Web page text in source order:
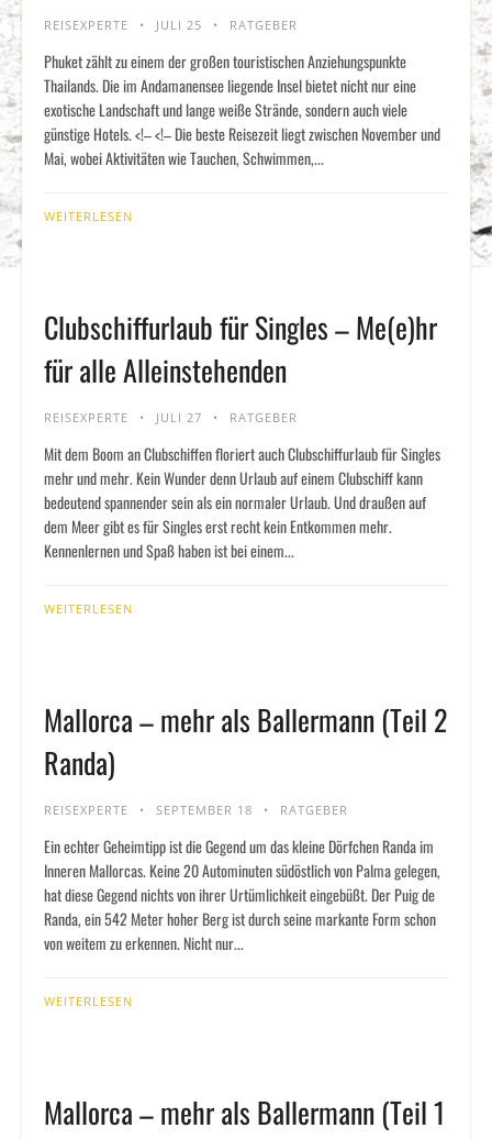
REISEXPERTE JULI 25 RATGEBER
Phuket zählt zu einem der großen touristischen Anziehungspunkte
Thailands. Die im Andamanensee liegende Insel bietet nicht nur eine
exotische Landschaft und lange weiße Strände, sondern auch viele
günstige Hotels. <!– <!– Die beste Reisezeit liegt zwischen November und
Mai, wobei Aktivitäten wie Tauchen, Schwimmen,...
WEITERLESEN
Clubschiffurlaub für Singles – Me(e)hr
für alle Alleinstehenden
REISEXPERTE JULI 27 RATGEBER
Mit dem Boom an Clubschiffen floriert auch Clubschiffurlaub für Singles
mehr und mehr. Kein Wunder denn Urlaub auf einem Clubschiff kann
bedeutend spannender sein als ein normaler Urlaub. Und draußen auf
dem Meer gibt es für Singles erst recht kein Entkommen mehr.
Kennenlernen und Spaß haben ist bei einem...
WEITERLESEN
Mallorca – mehr als Ballermann (Teil 2
Randa)
REISEXPERTE SEPTEMBER 18 RATGEBER
Ein echter Geheimtipp ist die Gegend um das kleine Dörfchen Randa im
Inneren Mallorcas. Keine 20 Autominuten südöstlich von Palma gelegen,
hat diese Gegend nichts von ihrer Urtümlichkeit eingebüßt. Der Puig de
Randa, ein 542 Meter hoher Berg ist durch seine markante Form schon
von weitem zu erkennen. Nicht nur...
WEITERLESEN
Mallorca – mehr als Ballermann (Teil 1